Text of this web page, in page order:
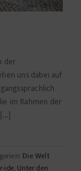
der
uns dabei auf
im Rahmen der
Die Welt
ide, Unter den